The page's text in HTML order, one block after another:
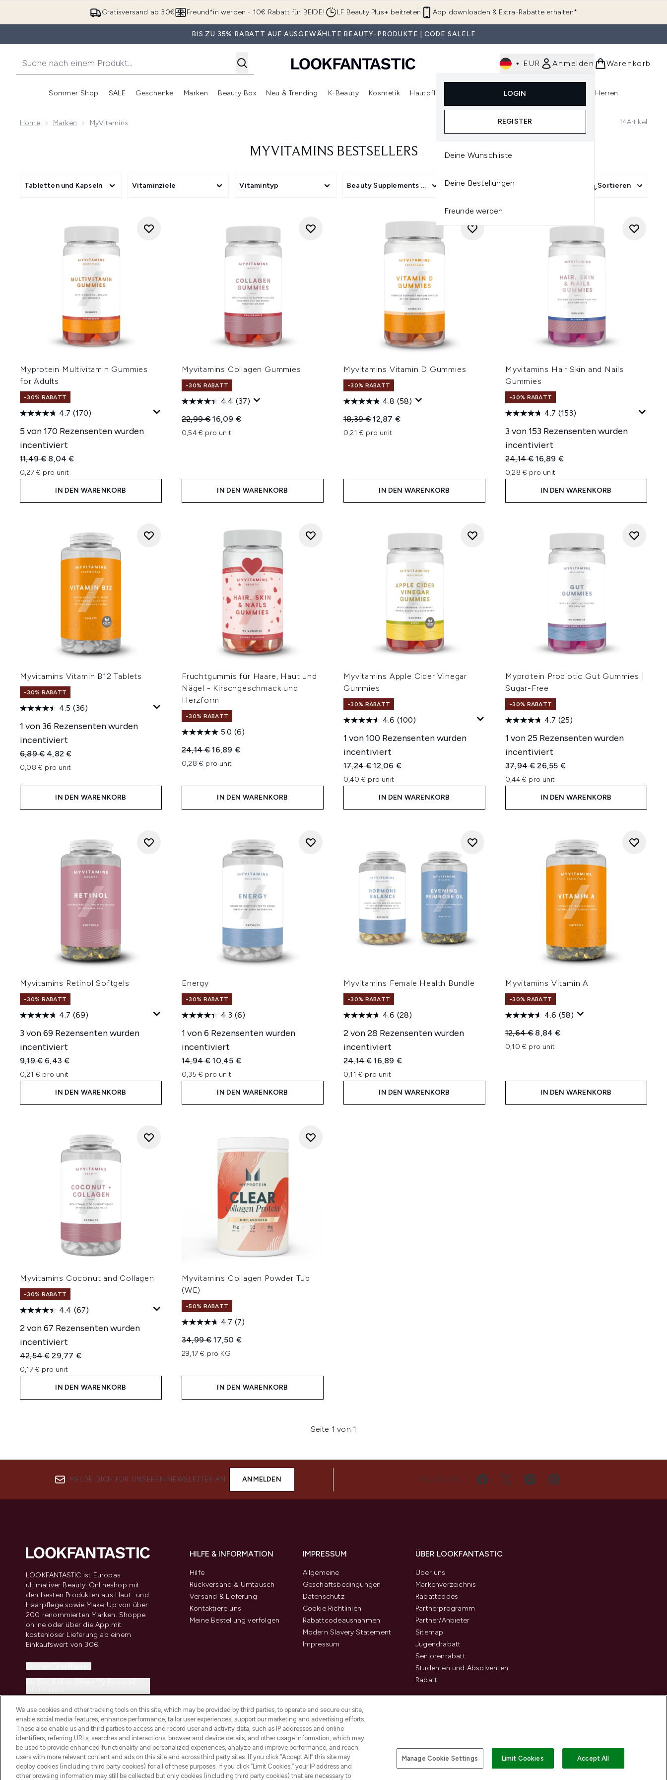
Zum Hauptinhalt springen
Gratisversand ab 30€ App downloaden & Extra-Rabatte erhalten*
Freund*in werben - 10€ Rabatt für BEIDE! LF Beauty Plus+ beitreten
BIS ZU 35% RABATT AUF AUSGEWÄHLTE BEAUTY-PRODUKTE | CODE SALELF
• EUR Anmelden
LOGIN
REGISTER
Deine Wunschliste
Deine Bestellungen
Freunde werben
Warenkorb
Sommer Shop
Untermenü Anmelden (Sommer Shop)
SALE
Untermenü Anmelden (SALE)
Geschenke
Untermenü Anmelden (Geschenke)
Marken
Untermenü Anmelden (Marken)
Beauty Box
Untermenü Anmelden (Beauty Box)
Neu & Trending
Untermenü Anmelden (Neu & Trending)
K-Beauty Kosmetik
Untermenü Anmelden (Kosmetik)
Hautpflege
Untermenü Anmelden (Haarpflege)
Parfum
Untermenü Anmelden (Parfum)
Herren
Home Marken MyVitamins 14Artikel
MYVITAMINS BESTSELLERS
Tabletten und Kapseln Vitaminziele Vitamintyp Beauty Supplements Subcategory Sortieren
Myprotein Multivitamin Gummies
for Adults
-30% RABATT
4.7 (170)
5 von 170 Rezensenten wurden
incentiviert
Unverbindliche Preisempfehlung:
11,49 € Aktueller Preis:
8,04 €
0,27 € pro unit
IN DEN WARENKORB
Myvitamins Collagen Gummies
-30% RABATT
4.4 (37)
Unverbindliche Preisempfehlung:
22,99 €Aktueller Preis:
16,09 €
0,54 € pro unit
IN DEN WARENKORB
Myvitamins Vitamin D Gummies
-30% RABATT
4.8 (58)
Unverbindliche Preisempfehlung:
18,39 €Aktueller Preis:
12,87 €
0,21 € pro unit
IN DEN WARENKORB
Myvitamins Hair Skin and Nails
Gummies
-30% RABATT
4.7 (153)
3 von 153 Rezensenten wurden
incentiviert
Unverbindliche Preisempfehlung:
24,14 €Aktueller Preis:
16,89 €
0,28 € pro unit
IN DEN WARENKORB
Myvitamins Vitamin B12 Tablets
-30% RABATT
4.5 (36)
1 von 36 Rezensenten wurden
incentiviert
Unverbindliche Preisempfehlung:
6,89 € Aktueller Preis:
4,82 €
0,08 € pro unit
IN DEN WARENKORB
Fruchtgummis für Haare, Haut und
Nägel - Kirschgeschmack und
Herzform
-30% RABATT
5.0 (6)
Unverbindliche Preisempfehlung:
24,14 €Aktueller Preis:
16,89 €
0,28 € pro unit
IN DEN WARENKORB
Myvitamins Apple Cider Vinegar
Gummies
-30% RABATT
4.6 (100)
1 von 100 Rezensenten wurden
incentiviert
Unverbindliche Preisempfehlung:
17,24 €Aktueller Preis:
12,06 €
0,40 € pro unit
IN DEN WARENKORB
Myprotein Probiotic Gut Gummies |
Sugar-Free
-30% RABATT
4.7 (25)
1 von 25 Rezensenten wurden
incentiviert
Unverbindliche Preisempfehlung:
37,94 €Aktueller Preis:
26,55 €
0,44 € pro unit
IN DEN WARENKORB
Myvitamins Retinol Softgels
-30% RABATT
4.7 (69)
3 von 69 Rezensenten wurden
incentiviert
Unverbindliche Preisempfehlung:
9,19 € Aktueller Preis:
6,43 €
0,21 € pro unit
IN DEN WARENKORB
Energy
-30% RABATT
4.3 (6)
1 von 6 Rezensenten wurden
incentiviert
Unverbindliche Preisempfehlung:
14,94 €Aktueller Preis:
10,45 €
0,35 € pro unit
IN DEN WARENKORB
Myvitamins Female Health Bundle
-30% RABATT
4.6 (28)
2 von 28 Rezensenten wurden
incentiviert
Unverbindliche Preisempfehlung:
24,14 €Aktueller Preis:
16,89 €
0,11 € pro unit
IN DEN WARENKORB
Myvitamins Vitamin A
-30% RABATT
4.6 (58)
Unverbindliche Preisempfehlung:
12,64 € Aktueller Preis:
8,84 €
0,10 € pro unit
IN DEN WARENKORB
Myvitamins Coconut and Collagen
-30% RABATT
4.4 (67)
2 von 67 Rezensenten wurden
incentiviert
Unverbindliche Preisempfehlung:
42,54 €Aktueller Preis:
29,77 €
0,17 € pro unit
IN DEN WARENKORB
Myvitamins Collagen Powder Tub
(WE)
-50% RABATT
4.7 (7)
Unverbindliche Preisempfehlung:
34,99 €Aktueller Preis:
17,50 €
29,17 € pro KG
IN DEN WARENKORB
Seite 1 von 1
MELDE DICH FÜR UNSEREN NEWSLETTER AN ANMELDEN FOLGE UNS
LOOKFANTASTIC ist Europas
ultimativer Beauty-Onlineshop mit
den besten Produkten aus Haut- und
Haarpflege sowie Make-Up von über
200 renommierten Marken. Shoppe
online oder über die App mit
kostenloser Lieferung ab einem
Einkaufswert von 30€.
HILFE & INFORMATION
Hilfe
Rückversand & Umtausch
Versand & Lieferung
Kontaktiere uns
Meine Bestellung verfolgen
IMPRESSUM
Allgemeine
Geschäftsbedingungen
Datenschutz
Cookie Richtlinien
Rabattcodeausnahmen
Modern Slavery Statement
Impressum
ÜBER LOOKFANTASTIC
Über uns
Markenverzeichnis
Rabattcodes
Partnerprogramm
Partner/Anbieter
Sitemap
Jugendrabatt
Seniorenrabatt
Studenten und Absolventen
Rabatt
2026 THG Beauty Europe GmbH Maximilianstrasse 54 80538 Munich Pay Securely With
We use cookies and other tracking tools on this site, which may be provided by third parties, to operate and secure our site,
enable social media features, enhance performance, tailor user experiences, support our marketing and advertising efforts.
These also enable us and third parties to access and record user and activity data, such as IP addresses and online
identifiers, referring URLs, searches and interactions, browser and device details, and other usage information, which may
be used to provide enhanced functionality and personalized experiences, analyze and improve performance, and reach
users with more relevant content and ads on this site and across third party sites. If you click “Accept All” this site may
deploy cookies (including third party cookies) for all of these purposes. If you click “Limit Cookies,” your IP address and
other browsing information may still be collected but only cookies (including third party cookies) that are necessary to
Manage Cookie Settings Limit Cookies Accept All